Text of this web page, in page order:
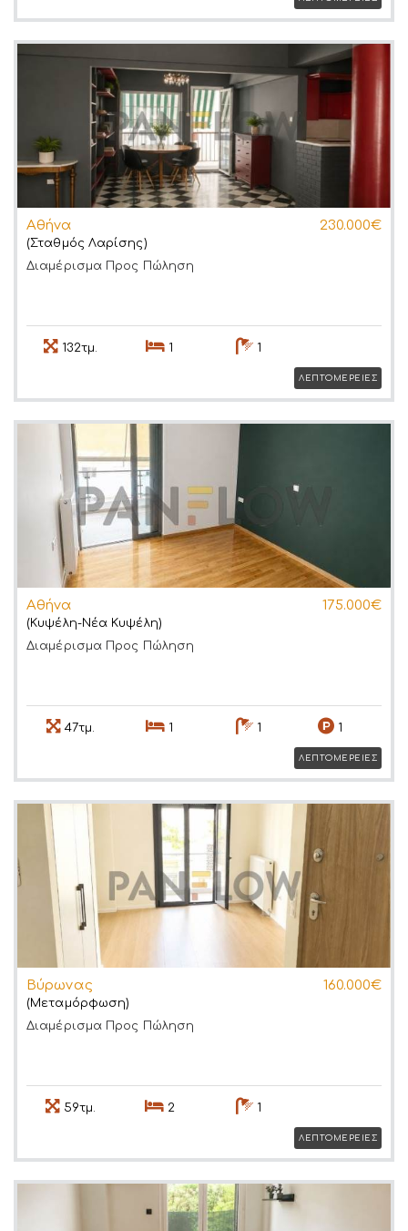
Αθήνα 230.000€
(Σταθμός Λαρίσης)
Διαμέρισμα Προς Πώληση
132τμ. 1 1
ΛΕΠΤΟΜΕΡΕΙΕΣ
Αθήνα 175.000€
(Κυψέλη-Νέα Κυψέλη)
Διαμέρισμα Προς Πώληση
47τμ. 1 1 1
ΛΕΠΤΟΜΕΡΕΙΕΣ
Βύρωνας 160.000€
(Μεταμόρφωση)
Διαμέρισμα Προς Πώληση
59τμ. 2 1
ΛΕΠΤΟΜΕΡΕΙΕΣ